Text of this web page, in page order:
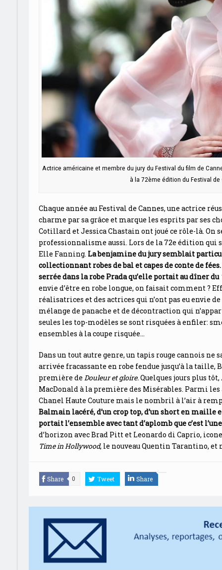
Actrice américaine et membre du jury du Festival du film de
à la 72ème édition du Festival
Chaque année au Festival de Cannes, une actrice
charme par sa grâce et marque les esprits par ses
Cotillard et Jessica Chastain ont joué ce rôle-là. On
professionnalisme aussi. Lors de la 72e édition qui
Elle Fanning. La benjamine du jury semblait
collectionnant robes de bal et capes de conte de
serrée dans la robe Prada qu’elle portait au dîner du
envie d’être en robe longue, on faisait comment ?
réalisatrices et des actrices qui n’ont pas eu envie
mélange de panache et de décontraction qui
seules les top-modèles se sont risquées à enfiler:
ensembles à la coupe risquée…
Dans un tout autre genre, un tapis rouge cannois ne
arrivée fracassante en robe fendue jusqu’à la taille,
première deDouleur et gloire.Quelques jours plus
MacDonald à la première des Misérables. Parmi
Chanel Haute Couture mais le nombril à l’air à
Balmain lacéré, d’un crop top, d’un short en
portait l’ensemble avec tant d’aplomb que c’est
d’horizon avec Brad Pitt et Leonardo di Caprio,
Time in Hollywood, le nouveau Quentin Tarantino,
Share 0 Tweet Share